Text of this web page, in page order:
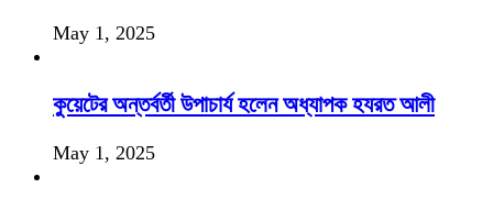
May 1, 2025
কুয়েটের অন্তর্বর্তী উপাচার্য হলেন অধ্যাপক হযরত আলী
May 1, 2025